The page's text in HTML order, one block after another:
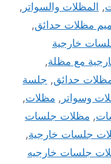
, المظلات والسواتر ,
مظلات حدائق,
خارجية
مع مظلة,
حدائق, جلسة
وسواتر , مظلات,
, مظلات جلسات
جلسات خارجية,
جلسات خارجيه